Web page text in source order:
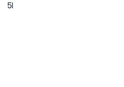
5l